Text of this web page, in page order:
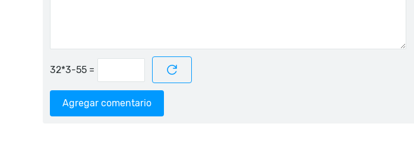
=
Agregar comentario